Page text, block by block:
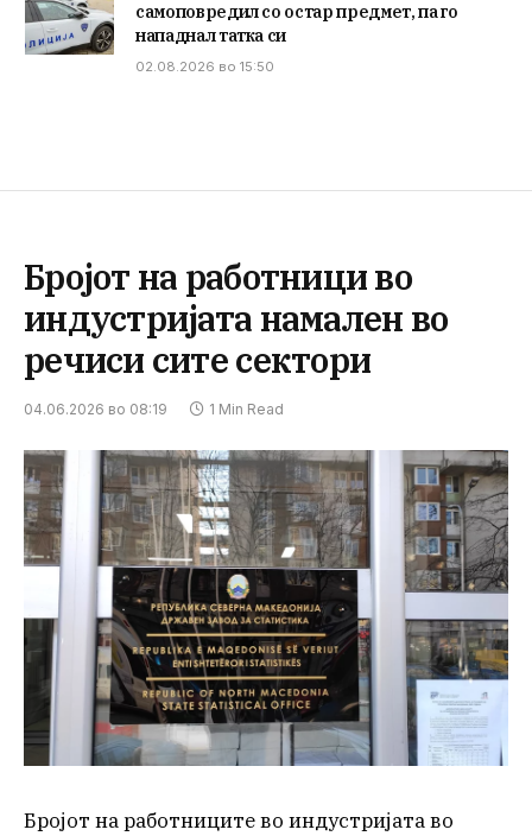
самоповредил со остар предмет, па го
нападнал татка си
02.08.2026 во 15:50
Бројот на работници во
индустријата намален во
речиси сите сектори
04.06.2026 во 08:19 1 Min Read
Бројот на работниците во индустријата во